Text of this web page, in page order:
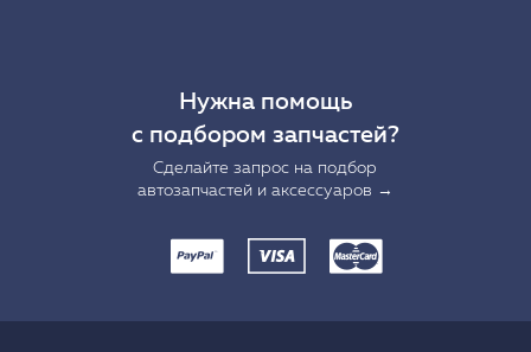
Нужна помощь
с подбором запчастей?
Сделайте запрос на подбор
автозапчастей и аксессуаров →